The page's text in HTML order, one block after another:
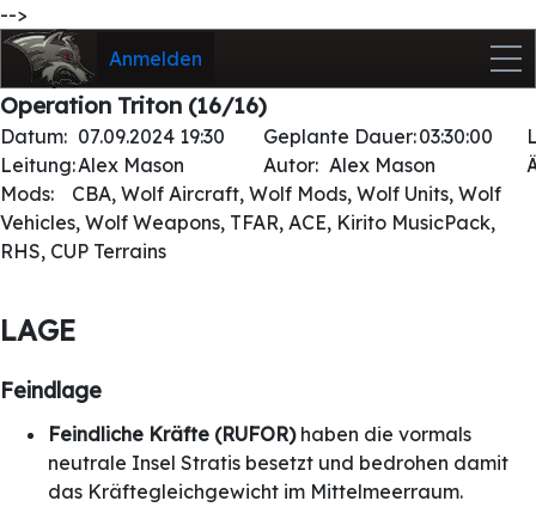
-->
Anmelden
Operation Triton (16/16)
Datum: 07.09.2024 19:30 Geplante Dauer:03:30:00
Leitung:Alex Mason Autor: Alex Mason
Mods:
CBA, Wolf Aircraft, Wolf Mods, Wolf Units, Wolf
Vehicles, Wolf Weapons, TFAR, ACE, Kirito MusicPack,
RHS, CUP Terrains
LAGE
Feindlage
Feindliche Kräfte (RUFOR)haben die vormals
neutrale Insel Stratis besetzt und bedrohen damit
das Kräftegleichgewicht im Mittelmeerraum.